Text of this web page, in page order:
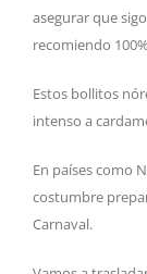
asegurar que
recomiendo
Estos bollitos
intenso a
En países como
costumbre
Carnaval.